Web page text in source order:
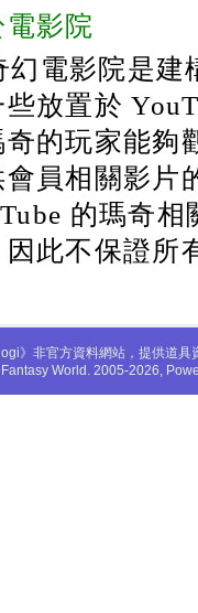
電影院
幻電影院是建
些放置於
奇的玩家能夠
會員相關影片
的瑪奇
因此不保證所
》非官方資料網站，提供道
World. 2005-2026,